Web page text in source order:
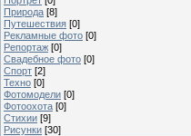
Природа [8]
Путешествия [0]
Рекламные фото [0]
Репортаж [0]
Свадебное фото [0]
Спорт [2]
Техно [0]
Фотомодели [0]
Фотоохота [0]
Стихии [9]
Рисунки [30]